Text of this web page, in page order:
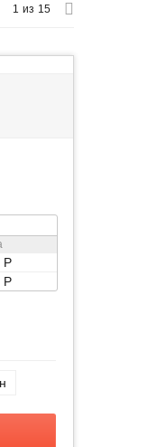
1 из 15
Р
Р